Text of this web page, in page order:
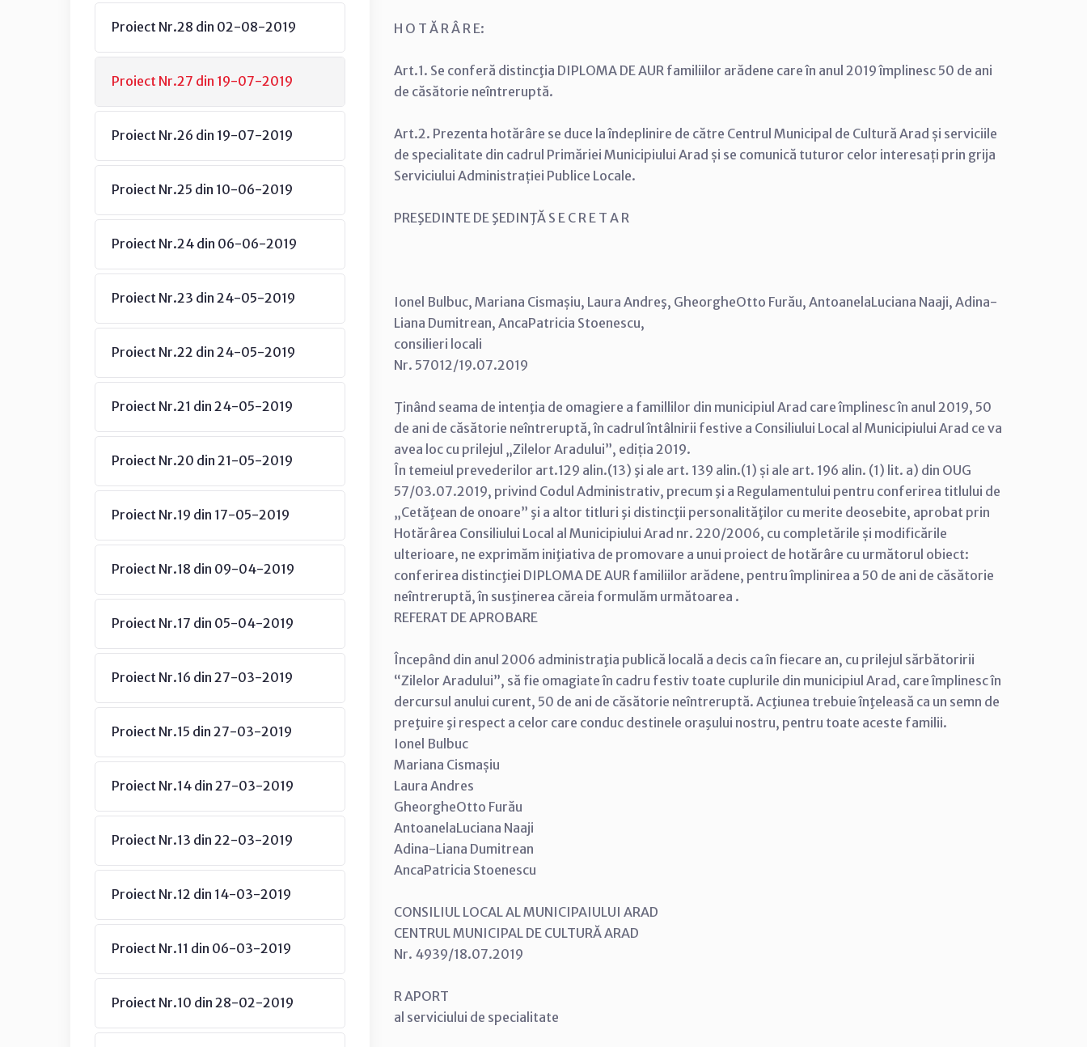
Proiect Nr.28 din 02-08-2019
Proiect Nr.27 din 19-07-2019
Proiect Nr.26 din 19-07-2019
Proiect Nr.25 din 10-06-2019
Proiect Nr.24 din 06-06-2019
Proiect Nr.23 din 24-05-2019
Proiect Nr.22 din 24-05-2019
Proiect Nr.21 din 24-05-2019
Proiect Nr.20 din 21-05-2019
Proiect Nr.19 din 17-05-2019
Proiect Nr.18 din 09-04-2019
Proiect Nr.17 din 05-04-2019
Proiect Nr.16 din 27-03-2019
Proiect Nr.15 din 27-03-2019
Proiect Nr.14 din 27-03-2019
Proiect Nr.13 din 22-03-2019
Proiect Nr.12 din 14-03-2019
Proiect Nr.11 din 06-03-2019
Proiect Nr.10 din 28-02-2019
H O T Ă R Â R E:
Art.1. Se conferă distincţia DIPLOMA DE AUR familiilor arădene care în anul 2019 împlinesc 50 de ani
de căsătorie neîntreruptă.
Art.2. Prezenta hotărâre se duce la îndeplinire de către Centrul Municipal de Cultură Arad și serviciile
de specialitate din cadrul Primăriei Municipiului Arad și se comunică tuturor celor interesați prin grija
Serviciului Administrației Publice Locale.
PREŞEDINTE DE ŞEDINŢĂ S E C R E T A R
Ionel Bulbuc, Mariana Cismașiu, Laura Andreş, Gheorghe­Otto Furău, Antoanela­Luciana Naaji, Adina-
Liana Dumitrean, Anca­Patricia Stoenescu,
consilieri locali
Nr. 57012/19.07.2019
Ţinând seama de intenţia de omagiere a famillilor din municipiul Arad care împlinesc în anul 2019, 50
de ani de căsătorie neîntreruptă, în cadrul întâlnirii festive a Consiliului Local al Municipiului Arad ce va
avea loc cu prilejul „Zilelor Aradului”, ediția 2019.
În temeiul prevederilor art.129 alin.(13) şi ale art. 139 alin.(1) și ale art. 196 alin. (1) lit. a) din OUG
57/03.07.2019, privind Codul Administrativ, precum şi a Regulamentului pentru conferirea titlului de
„Cetăţean de onoare” şi a altor titluri şi distincţii personalităţilor cu merite deosebite, aprobat prin
Hotărârea Consiliului Local al Municipiului Arad nr. 220/2006, cu completările și modificările
ulterioare, ne exprimăm iniţiativa de promovare a unui proiect de hotărâre cu următorul obiect:
conferirea distincţiei DIPLOMA DE AUR familiilor arădene, pentru împlinirea a 50 de ani de căsătorie
neîntreruptă, în susţinerea căreia formulăm următoarea .
REFERAT DE APROBARE
Începând din anul 2006 administraţia publică locală a decis ca în fiecare an, cu prilejul sărbătoririi
“Zilelor Aradului”, să fie omagiate în cadru festiv toate cuplurile din municipiul Arad, care împlinesc în
dercursul anului curent, 50 de ani de căsătorie neîntreruptă. Acţiunea trebuie înţeleasă ca un semn de
preţuire şi respect a celor care conduc destinele oraşului nostru, pentru toate aceste familii.
Ionel Bulbuc
Mariana Cismașiu
Laura Andres
Gheorghe­Otto Furău
Antoanela­Luciana Naaji
Adina-Liana Dumitrean
Anca­Patricia Stoenescu
CONSILIUL LOCAL AL MUNICIPAIULUI ARAD
CENTRUL MUNICIPAL DE CULTURĂ ARAD
Nr. 4939/18.07.2019
R APORT
al serviciului de specialitate